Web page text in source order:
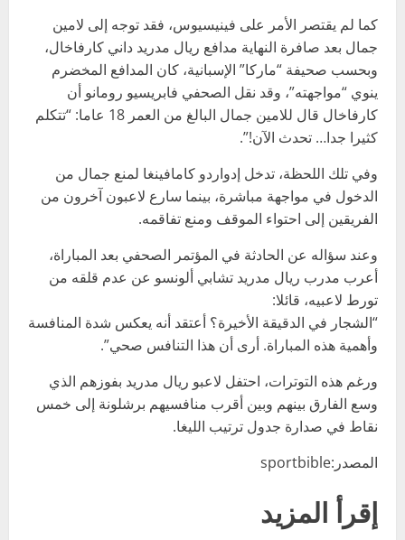
كما لم يقتصر الأمر على فينيسيوس، فقد توجه إلى لامين
جمال بعد صافرة النهاية مدافع ريال مدريد داني كارفاخال،
وبحسب صحيفة “ماركا” الإسبانية، كان المدافع المخضرم
ينوي “مواجهته”، وقد نقل الصحفي فابريسيو رومانو أن
كارفاخال قال للامين جمال البالغ من العمر 18 عاما: “تتكلم
كثيرا جدا… تحدث الآن!”.
وفي تلك اللحظة، تدخل إدواردو كامافينغا لمنع جمال من
الدخول في مواجهة مباشرة، بينما سارع لاعبون آخرون من
الفريقين إلى احتواء الموقف ومنع تفاقمه.
وعند سؤاله عن الحادثة في المؤتمر الصحفي بعد المباراة،
أعرب مدرب ريال مدريد تشابي ألونسو عن عدم قلقه من
تورط لاعبيه، قائلا:
“الشجار في الدقيقة الأخيرة؟ أعتقد أنه يعكس شدة المنافسة
وأهمية هذه المباراة. أرى أن هذا التنافس صحي”.
ورغم هذه التوترات، احتفل لاعبو ريال مدريد بفوزهم الذي
وسع الفارق بينهم وبين أقرب منافسيهم برشلونة إلى خمس
نقاط في صدارة جدول ترتيب الليغا.
المصدر:sportbible
إقرأ المزيد